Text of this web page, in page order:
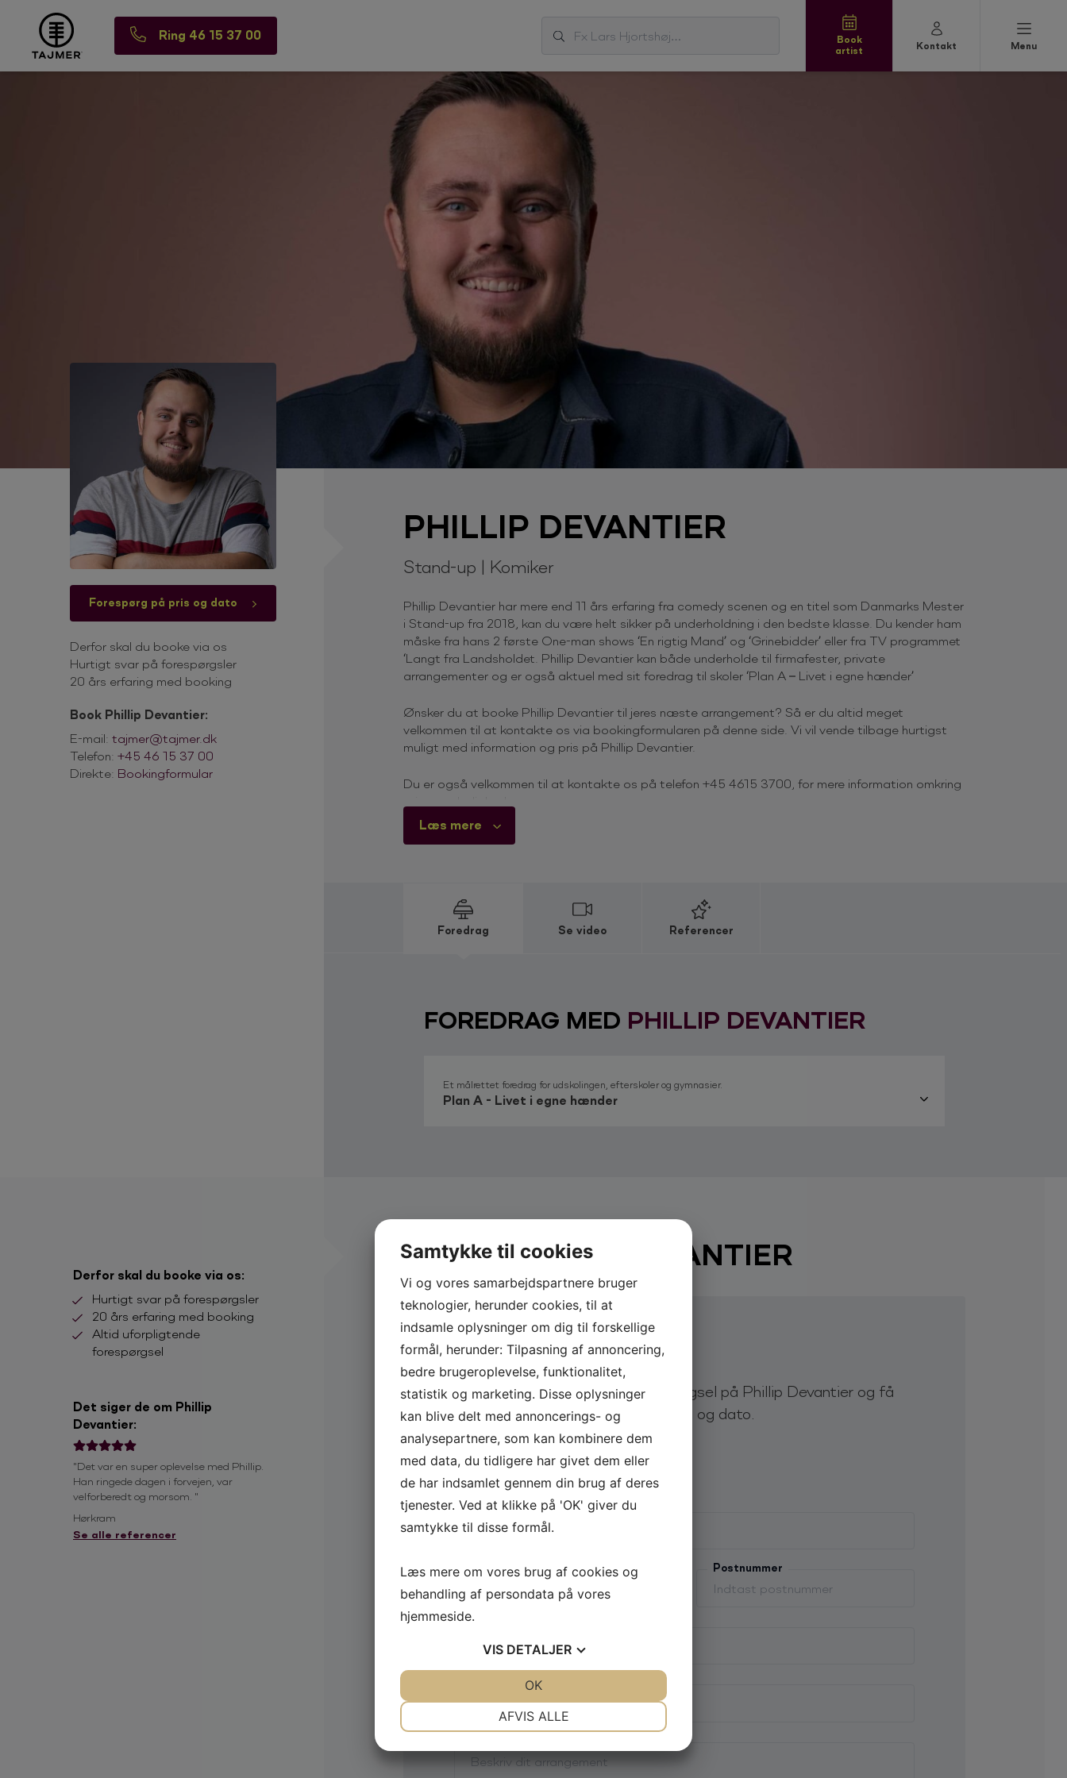
Ring 46 15 37 00
Book
artist
Kontakt Menu
Forespørg på pris og dato
Derfor skal du booke via os
Hurtigt svar på forespørgsler
20 års erfaring med booking
Book Phillip Devantier:
E-mail: tajmer@tajmer.dk
Telefon: +45 46 15 37 00
Direkte: Bookingformular
PHILLIP DEVANTIER
Stand-up | Komiker
Phillip Devantier har mere end 11 års erfaring fra comedy scenen og en titel som Danmarks Mester
i Stand-up fra 2018, kan du være helt sikker på underholdning i den bedste klasse. Du kender ham
måske fra hans 2 første One-man shows ‘En rigtig Mand’ og ‘Grinebidder’ eller fra TV programmet
‘Langt fra Landsholdet. Phillip Devantier kan både underholde til firmafester, private
arrangementer og er også aktuel med sit foredrag til skoler ‘Plan A – Livet i egne hænder’
Ønsker du at booke Phillip Devantier til jeres næste arrangement? Så er du altid meget
velkommen til at kontakte os via bookingformularen på denne side. Vi vil vende tilbage hurtigst
muligt med information og pris på Phillip Devantier.
Du er også velkommen til at kontakte os på telefon +45 4615 3700, for mere information omkring
Derfor skal du booke Phillip Devantier
som regel i et pænt sprog uden bandordet, han mener man kan sige meget med et enkelt blik i en
joke og i mellem linjerne.
Danmarks Mester i Standup (2018)
En Rigtig Mand (2018) One-man show
Læs mere
Foredrag Se video Referencer
FOREDRAG MED PHILLIP DEVANTIER
Et målrettet foredrag for udskolingen, efterskoler og gymnasier.
Plan A - Livet i egne hænder
BOOKPHILLIP DEVANTIER
Send din forespørgsel
Send os en uforpligtende forespørgsel på Phillip Devantier og få
lynhurtigt svar på eksempelvis pris og dato.
Vælg arrangementstype *
Firma
Privat
Firmanavn
Navn Postnummer
E-mail
Derfor skal du booke via os:
Hurtigt svar på forespørgsler
20 års erfaring med booking
Altid uforpligtende
forespørgsel
Det siger de om Phillip
Devantier:
"Det var en super oplevelse med Phillip.
Han ringede dagen i forvejen, var
velforberedt og morsom. "
Hørkram
"Alt forløb perfekt, og folk syntes det var
f...... sjovt! Hvis muligheden byder sig
Se alle referencer
Samtykke til cookies
Vi og vores samarbejdspartnere bruger
teknologier, herunder cookies, til at
indsamle oplysninger om dig til forskellige
formål, herunder: Tilpasning af annoncering,
bedre brugeroplevelse, funktionalitet,
statistik og marketing. Disse oplysninger
kan blive delt med annoncerings- og
analysepartnere, som kan kombinere dem
med data, du tidligere har givet dem eller
de har indsamlet gennem din brug af deres
tjenester. Ved at klikke på 'OK' giver du
samtykke til disse formål.
Læs mere om vores brug af cookies og
behandling af persondata på vores
hjemmeside.
VIS DETALJER
MARKETING STATISTIK
AFVIS ALLE
OK